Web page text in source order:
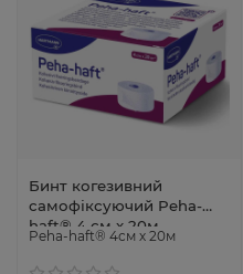
Бинт когезивний
самофіксуючий Peha-
haft® 4 см х 20м
Peha-haft® 4см х 20м